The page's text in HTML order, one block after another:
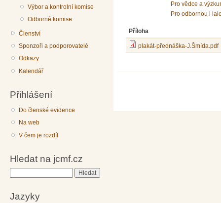
Výbor a kontrolní komise
Odborné komise
Členství
Sponzoři a podporovatelé
Odkazy
Kalendář
Přihlášení
Do členské evidence
Na web
V čem je rozdíl
Hledat na jcmf.cz
Jazyky
Pro vědce a
Pro odbornou i
Příloha
plakát-přednáška-J.Šmída.pdf